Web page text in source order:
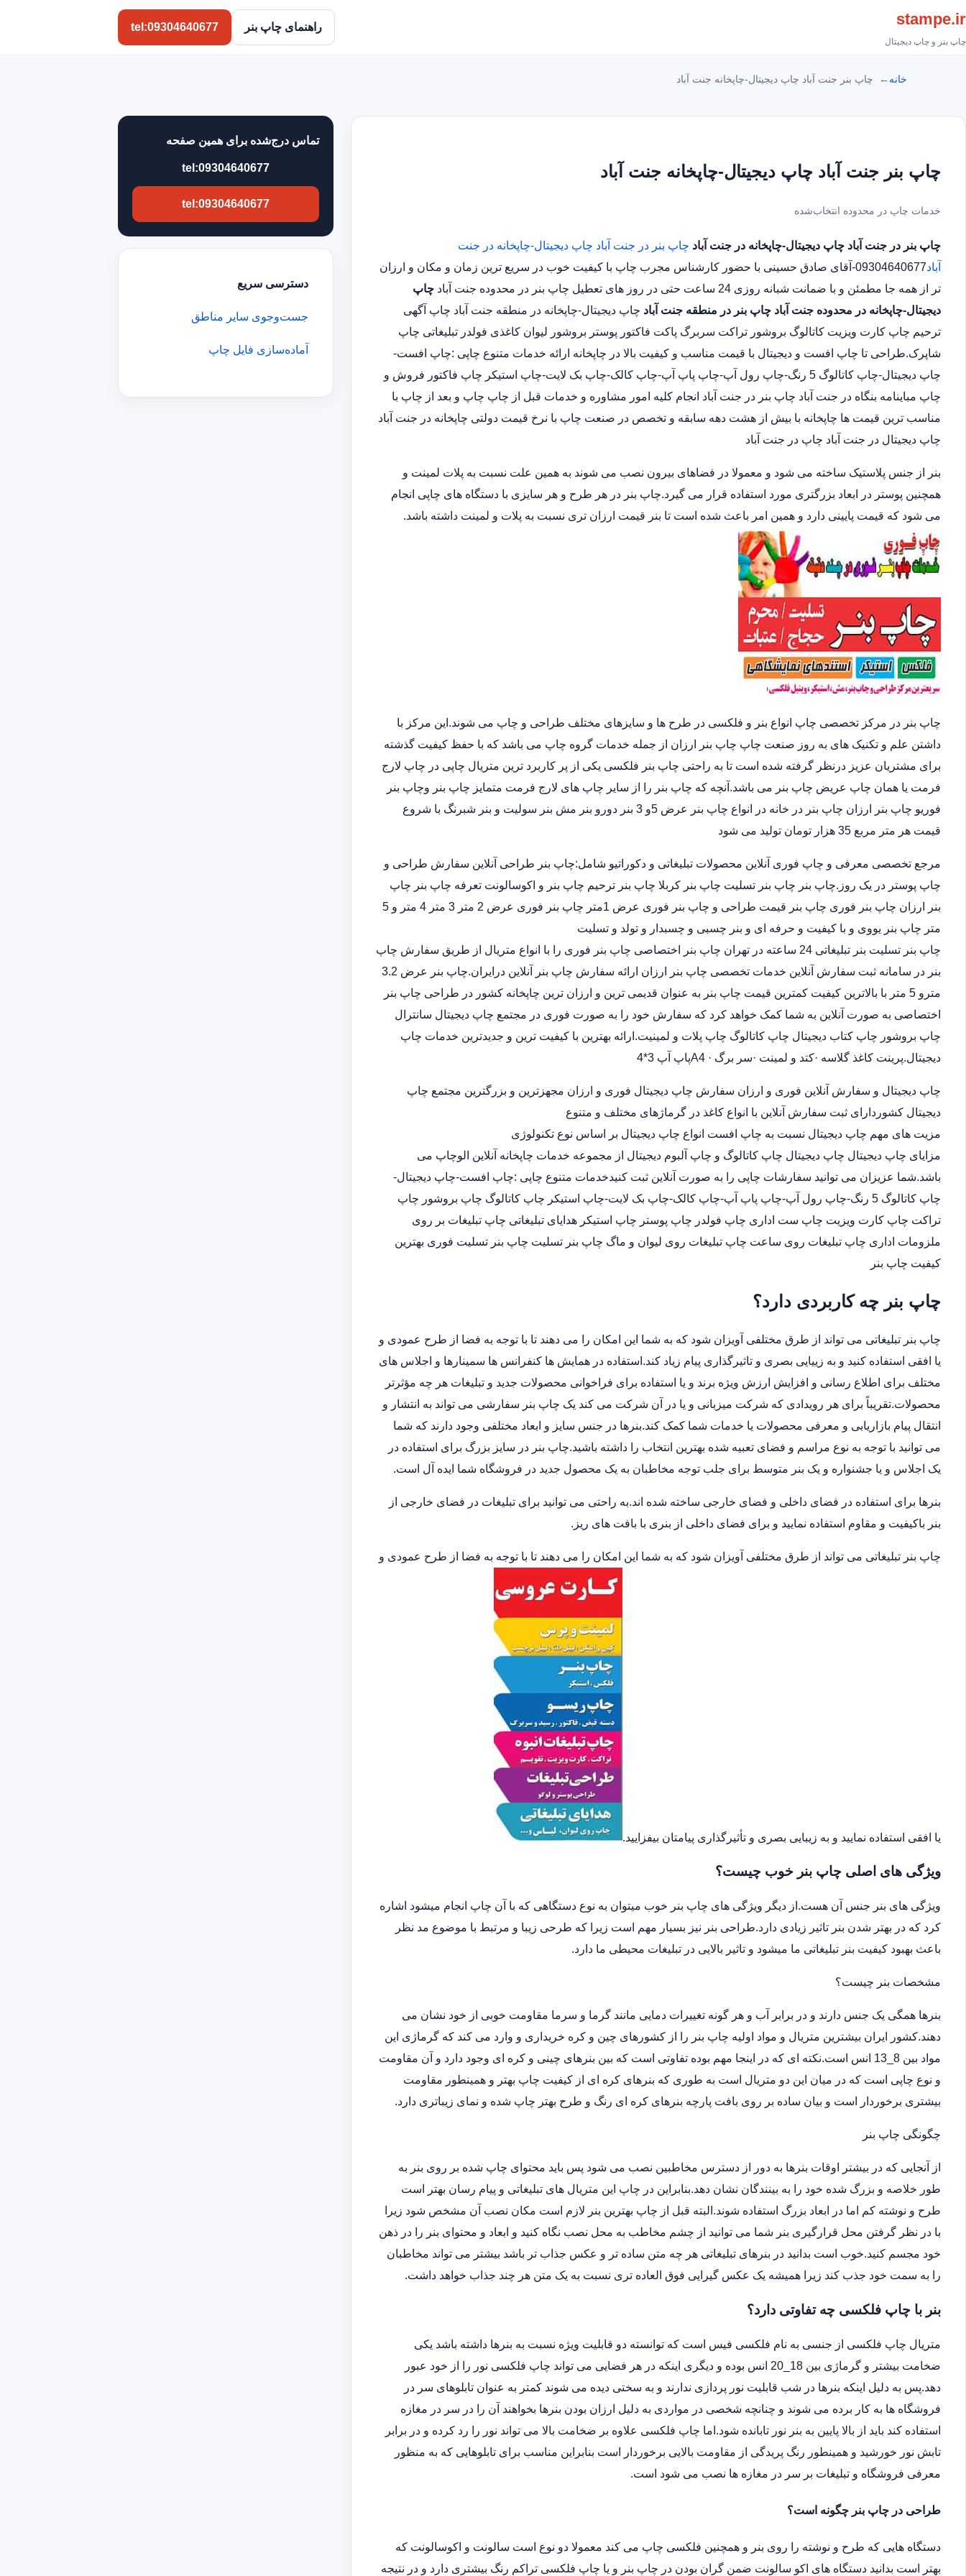
stampe.ir
چاپ بنر و چاپ دیجیتال
راهنمای چاپ بنر tel:09304640677
خانه چاپ بنر جنت آباد چاپ دیجیتال-چاپخانه جنت آباد
چاپ بنر جنت آباد چاپ دیجیتال-چاپخانه جنت آباد
خدمات چاپ در محدوده انتخاب‌شده
چاپ بنر در جنت آباد چاپ دیجیتال-چاپخانه در جنت آباد چاپ بنر در جنت آباد چاپ دیجیتال-چاپخانه در جنت
آباد
09304640677-آقای صادق حسینی با حضور کارشناس مجرب چاپ با کیفیت خوب در سریع ترین زمان و مکان و ارزان
تر از همه جا مطمئن و با ضمانت شبانه روزی 24 ساعت حتی در روز های تعطیل چاپ بنر در محدوده جنت آباد
چاپ
دیجیتال-چاپخانه در محدوده جنت آباد چاپ بنر در منطقه جنت آباد چاپ دیجیتال-چاپخانه در منطقه جنت آباد چاپ آگهی
ترحیم چاپ کارت ویزیت کاتالوگ بروشور تراکت سربرگ پاکت فاکتور پوستر بروشور لیوان کاغذی فولدر تبلیغاتی چاپ
شاپرک.طراحی تا چاپ افست و دیجیتال با قیمت مناسب و کیفیت بالا در چاپخانه ارائه خدمات متنوع چاپی :چاپ افست-
چاپ دیجیتال-چاپ کاتالوگ 5 رنگ-چاپ رول آپ-چاپ پاپ آپ-چاپ کالک-چاپ بک لایت-چاپ استیکر چاپ فاکتور فروش و
چاپ مباینامه بنگاه در جنت آباد چاپ بنر در جنت آباد انجام کلیه امور مشاوره و خدمات قبل از چاپ چاپ و بعد از چاپ با
مناسب ترین قیمت ها چاپخانه با بیش از هشت دهه سابقه و تخصص در صنعت چاپ با نرخ قیمت دولتی چاپخانه در جنت آباد
چاپ دیجیتال در جنت آباد چاپ در جنت آباد
بنر از جنس پلاستیک ساخته می شود و معمولا در فضاهای بیرون نصب می شوند به همین علت نسبت به پلات لمینت و
همچنین پوستر در ابعاد بزرگتری مورد استفاده قرار می گیرد.چاپ بنر در هر طرح و هر سایزی با دستگاه های چاپی انجام
می شود که قیمت پایینی دارد و همین امر باعث شده است تا بنر قیمت ارزان تری نسبت به پلات و لمینت داشته باشد.
چاپ بنر در مرکز تخصصی چاپ انواع بنر و فلکسی در طرح ها و سایزهای مختلف طراحی و چاپ می شوند.این مرکز با
داشتن علم و تکنیک های به روز صنعت چاپ چاپ بنر ارزان از جمله خدمات گروه چاپ می باشد که با حفظ کیفیت گذشته
برای مشتریان عزیز درنظر گرفته شده است تا به راحتی چاپ بنر فلکسی یکی از پر کاربرد ترین متریال چاپی در چاپ لارج
فرمت یا همان چاپ عریض چاپ بنر می باشد.آنچه که چاپ بنر را از سایر چاپ های لارج فرمت متمایز چاپ بنر وچاپ بنر
فوریو چاپ بنر ارزان چاپ بنر در خانه در انواع چاپ بنر عرض 5و 3 بنر دورو بنر مش بنر سولیت و بنر شبرنگ با شروع
قیمت هر متر مربع 35 هزار تومان تولید می شود
مرجع تخصصی معرفی و چاپ فوری آنلاین محصولات تبلیغاتی و دکوراتیو شامل:چاپ بنر طراحی آنلاین سفارش طراحی و
چاپ پوستر در یک روز.چاپ بنر چاپ بنر تسلیت چاپ بنر کربلا چاپ بنر ترحیم چاپ بنر و اکوسالونت تعرفه چاپ بنر چاپ
بنر ارزان چاپ بنر فوری چاپ بنر قیمت طراحی و چاپ بنر فوری عرض 1متر چاپ بنر فوری عرض 2 متر 3 متر 4 متر و 5
متر چاپ بنر یووی و با کیفیت و حرفه ای و بنر چسبی و چسبدار و تولد و تسلیت
چاپ بنر تسلیت بنر تبلیغاتی 24 ساعته در تهران چاپ بنر اختصاصی چاپ بنر فوری را با انواع متریال از طریق سفارش چاپ
بنر در سامانه ثبت سفارش آنلاین خدمات تخصصی چاپ بنر ارزان ارائه سفارش چاپ بنر آنلاین درایران.چاپ بنر عرض 3.2
مترو 5 متر با بالاترین کیفیت کمترین قیمت چاپ بنر به عنوان قدیمی ترین و ارزان ترین چاپخانه کشور در طراحی چاپ بنر
اختصاصی به صورت آنلاین به شما کمک خواهد کرد که سفارش خود را به صورت فوری در مجتمع چاپ دیجیتال سانترال
چاپ بروشور چاپ کتاب دیجیتال چاپ کاتالوگ چاپ پلات و لمینیت.ارائه بهترین با کیفیت ترین و جدیدترین خدمات چاپ
دیجیتال.پرینت کاغذ گلاسه ·‎کتد و لمینت ·‎سر برگ A4 ·‎پاپ آپ 3*4
چاپ دیجیتال و سفارش آنلاین فوری و ارزان سفارش چاپ دیجیتال فوری و ارزان مجهزترین و بزرگترین مجتمع چاپ
دیجیتال کشوردارای ثبت سفارش آنلاین با انواع کاغذ در گرماژهای مختلف و متنوع
مزیت های مهم چاپ دیجیتال نسبت به چاپ افست انواع چاپ دیجیتال بر اساس نوع تکنولوژی
مزایای چاپ دیجیتال چاپ دیجیتال چاپ کاتالوگ و چاپ آلبوم دیجیتال از مجموعه خدمات چاپخانه آنلاین الوچاپ می
باشد.شما عزیزان می توانید سفارشات چاپی را به صورت آنلاین ثبت کنیدخدمات متنوع چاپی :چاپ افست-چاپ دیجیتال-
چاپ کاتالوگ 5 رنگ-چاپ رول آپ-چاپ پاپ آپ-چاپ کالک-چاپ بک لایت-چاپ استیکر چاپ کاتالوگ چاپ بروشور چاپ
تراکت چاپ کارت ویزیت چاپ ست اداری چاپ فولدر چاپ پوستر چاپ استیکر هدایای تبلیغاتی چاپ تبلیغات بر روی
ملزومات اداری چاپ تبلیغات روی ساعت چاپ تبلیغات روی لیوان و ماگ چاپ بنر تسلیت چاپ بنر تسلیت فوری بهترین
کیفیت چاپ بنر
چاپ بنر چه کاربردی دارد؟
چاپ بنر تبلیغاتی می تواند از طرق مختلفی آویزان شود که به شما این امکان را می دهند تا با توجه به فضا از طرح عمودی و
یا افقی استفاده کنید و به زییایی بصری و تاثیرگذاری پیام زیاد کند.استفاده در همایش ها کنفرانس ها سمینارها و اجلاس های
مختلف برای اطلاع رسانی و افزایش ارزش ویژه برند و یا استفاده برای فراخوانی محصولات جدید و تبلیغات هر چه مؤثرتر
محصولات.تقریباً برای هر رویدادی که شرکت میزبانی و یا در آن شرکت می کند یک چاپ بنر سفارشی می تواند به انتشار و
انتقال پیام بازاریابی و معرفی محصولات یا خدمات شما کمک کند.بنرها در جنس سایز و ابعاد مختلفی وجود دارند که شما
می توانید با توجه به نوع مراسم و فضای تعبیه شده بهترین انتخاب را داشته باشید.چاپ بنر در سایز بزرگ برای استفاده در
یک اجلاس و یا جشنواره و یک بنر متوسط برای جلب توجه مخاطبان به یک محصول جدید در فروشگاه شما ایده آل است.
بنرها برای استفاده در فضای داخلی و فضای خارجی ساخته شده اند.به راحتی می توانید برای تبلیغات در فضای خارجی از
بنر باکیفیت و مقاوم استفاده نمایید و برای فضای داخلی از بنری با بافت های ریز.
چاپ بنر تبلیغاتی می تواند از طرق مختلفی آویزان شود که به شما این امکان را می دهند تا با توجه به فضا از طرح عمودی و
یا افقی استفاده نمایید و به زیبایی بصری و تأثیرگذاری پیامتان بیفزایید.
ویژگی های اصلی چاپ بنر خوب چیست؟
ویژگی های بنر جنس آن هست.از دیگر ویژگی های چاپ بنر خوب میتوان به نوع دستگاهی که با آن چاپ انجام میشود اشاره
کرد که در بهتر شدن بنر تاثیر زیادی دارد.طراحی بنر نیز بسیار مهم است زیرا که طرحی زیبا و مرتبط با موضوع مد نظر
باعث بهبود کیفیت بنر تبلیغاتی ما میشود و تاثیر بالایی در تبلیغات محیطی ما دارد.
مشخصات بنر چیست؟
بنرها همگی یک جنس دارند و در برابر آب و هر گونه تغییرات دمایی مانند گرما و سرما مقاومت خوبی از خود نشان می
دهند.کشور ایران بیشترین متریال و مواد اولیه چاپ بنر را از کشورهای چین و کره خریداری و وارد می کند که گرماژی این
مواد بین 8_13 انس است.نکته ای که در اینجا مهم بوده تفاوتی است که بین بنرهای چینی و کره ای وجود دارد و آن مقاومت
و نوع چاپی است که در میان این دو متریال است به طوری که بنرهای کره ای از کیفیت چاپ بهتر و همینطور مقاومت
بیشتری برخوردار است و بیان ساده بر روی بافت پارچه بنرهای کره ای رنگ و طرح بهتر چاپ شده و نمای زیباتری دارد.
چگونگی چاپ بنر
از آنجایی که در بیشتر اوقات بنرها به دور از دسترس مخاطبین نصب می شود پس باید محتوای چاپ شده بر روی بنر به
طور خلاصه و بزرگ شده خود را به بینندگان نشان دهد.بنابراین در چاپ این متریال های تبلیغاتی و پیام رسان بهتر است
طرح و نوشته کم اما در ابعاد بزرگ استفاده شوند.البته قبل از چاپ بهترین بنر لازم است مکان نصب آن مشخص شود زیرا
با در نظر گرفتن محل قرارگیری بنر شما می توانید از چشم مخاطب به محل نصب نگاه کنید و ابعاد و محتوای بنر را در ذهن
خود مجسم کنید.خوب است بدانید در بنرهای تبلیغاتی هر چه متن ساده تر و عکس جذاب تر باشد بیشتر می تواند مخاطبان
را به سمت خود جذب کند زیرا همیشه یک عکس گیرایی فوق العاده تری نسبت به یک متن هر چند جذاب خواهد داشت.
بنر با چاپ فلکسی چه تفاوتی دارد؟
متریال چاپ فلکسی از جنسی به نام فلکسی فیس است که توانسته دو قابلیت ویژه نسبت به بنرها داشته باشد یکی
ضخامت بیشتر و گرماژی بین 18_20 انس بوده و دیگری اینکه در هر فضایی می تواند چاپ فلکسی نور را از خود عبور
دهد.پس به دلیل اینکه بنرها در شب قابلیت نور پردازی ندارند و به سختی دیده می شوند کمتر به عنوان تابلوهای سر در
فروشگاه ها به کار برده می شوند و چنانچه شخصی در مواردی به دلیل ارزان بودن بنرها بخواهند آن را در سر در مغازه
استفاده کند باید از بالا پایین به بنر نور تابانده شود.اما چاپ فلکسی علاوه بر ضخامت بالا می تواند نور را رد کرده و در برابر
تابش نور خورشید و همینطور رنگ پریدگی از مقاومت بالایی برخوردار است بنابراین مناسب برای تابلوهایی که به منظور
معرفی فروشگاه و تبلیغات بر سر در مغازه ها نصب می شود است.
طراحی در چاپ بنر چگونه است؟
دستگاه هایی که طرح و نوشته را روی بنر و همچنین فلکسی چاپ می کند معمولا دو نوع است سالونت و اکوسالونت که
بهتر است بدانید دستگاه های اکو سالونت ضمن گران بودن در چاپ بنر و یا چاپ فلکسی تراکم رنگ بیشتری دارد و در نتیجه
تماس درج‌شده برای همین صفحه
tel:09304640677
tel:09304640677
دسترسی سریع
جست‌وجوی سایر مناطق
آماده‌سازی فایل چاپ